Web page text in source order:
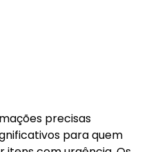
precisas
para quem